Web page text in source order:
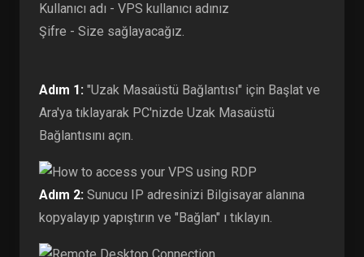
Kullanıcı adı - VPS kullanıcı adınız
Şifre - Size sağlayacağız.
Adım 1: "Uzak Masaüstü Bağlantısı" için Başlat ve
Ara'ya tıklayarak PC'nizde Uzak Masaüstü
Bağlantısını açın.
Adım 2: Sunucu IP adresinizi Bilgisayar alanına
kopyalayıp yapıştırın ve "Bağlan" ı tıklayın.